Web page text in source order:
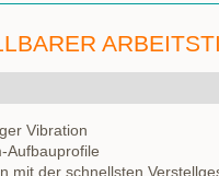
Vibration
Aufbauprofile
mit der schnellsten